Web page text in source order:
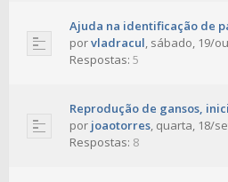
Ajuda na identificação de
porvladracul, sábado, 19/
Respostas: 5
Reprodução de gansos,
por joaotorres, quarta, 18/
Respostas: 8